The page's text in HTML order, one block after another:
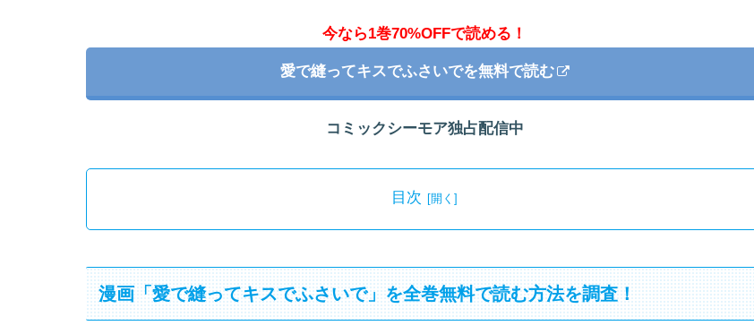
今なら1巻70%OFFで読める！
愛で縫ってキスでふさいでを無料で読む
コミックシーモア独占配信中
目次
漫画「愛で縫ってキスでふさいで」を全巻無料で読む方法を調査！